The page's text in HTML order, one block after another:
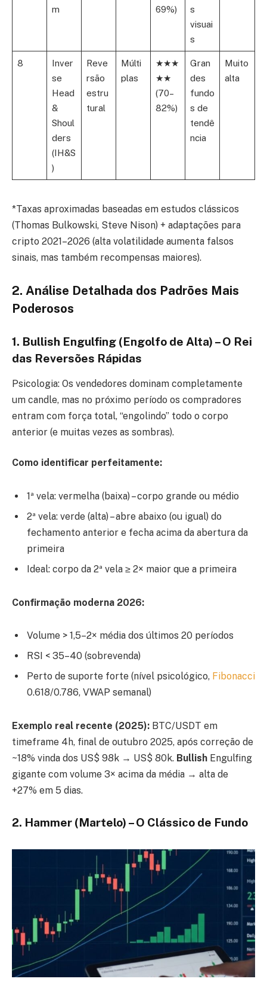
m 69%)
s
visuai
s
8
Inver
se
Head
&
Shoul
ders
(IH&S
)
Reve
rsão
estru
tural
Múlti
plas
★★★
★★
(70–
82%)
Gran
des
fundo
s de
tendê
ncia
Muito
alta
*Taxas aproximadas baseadas em estudos clássicos
(Thomas Bulkowski, Steve Nison) + adaptações para
cripto 2021–2026 (alta volatilidade aumenta falsos
sinais, mas também recompensas maiores).
2. Análise Detalhada dos Padrões Mais
Poderosos
1. Bullish Engulfing (Engolfo de Alta) – O Rei
das Reversões Rápidas
Psicologia: Os vendedores dominam completamente
um candle, mas no próximo período os compradores
entram com força total, “engolindo” todo o corpo
anterior (e muitas vezes as sombras).
Como identificar perfeitamente:
1ª vela: vermelha (baixa) – corpo grande ou médio
2ª vela: verde (alta) – abre abaixo (ou igual) do
fechamento anterior e fecha acima da abertura da
primeira
Ideal: corpo da 2ª vela ≥ 2× maior que a primeira
Confirmação moderna 2026:
Volume > 1,5–2× média dos últimos 20 períodos
RSI < 35–40 (sobrevenda)
Perto de suporte forte (nível psicológico, Fibonacci
0.618/0.786, VWAP semanal)
Exemplo real recente (2025): BTC/USDT em
timeframe 4h, final de outubro 2025, após correção de
~18% vinda dos US$ 98k → US$ 80k. Bullish Engulfing
gigante com volume 3× acima da média → alta de
+27% em 5 dias.
2. Hammer (Martelo) – O Clássico de Fundo